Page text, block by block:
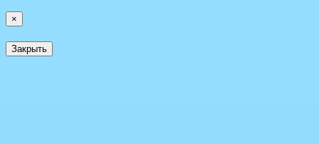
×
Закрыть